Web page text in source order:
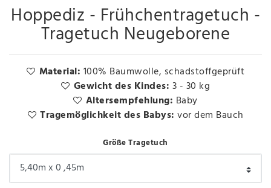
Hoppediz - Frühchentragetuch -
Tragetuch Neugeborene
Material: 100% Baumwolle, schadstoffgeprüft
Gewicht des Kindes: 3 - 30 kg
Altersempfehlung: Baby
Tragemöglichkeit des Babys: vor dem Bauch
Größe Tragetuch